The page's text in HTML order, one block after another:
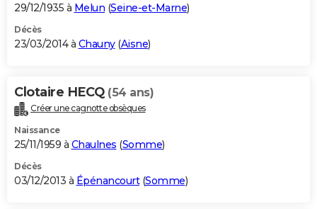
29/12/1935 à Melun (Seine-et-Marne)
Décès
23/03/2014 à Chauny(Aisne)
Clotaire HECQ (54 ans)
Créer une cagnotte obsèques
Naissance
25/11/1959 à Chaulnes (Somme)
Décès
03/12/2013 à Épénancourt(Somme)